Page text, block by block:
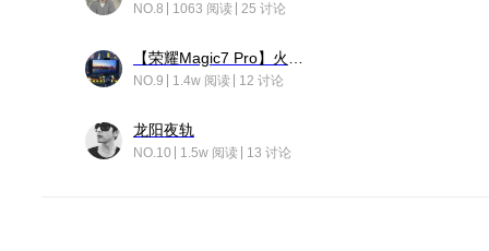
NO.8 1063 阅读 25 讨论
NO.9 1.4w 阅读 12 讨论
龙阳夜轨
NO.10 1.5w 阅读 13 讨论